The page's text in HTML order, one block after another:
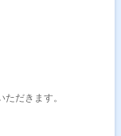
だきます。